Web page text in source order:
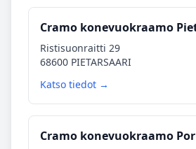
Cramo konevuokraamo
Ristisuonraitti 29
68600 PIETARSAARI
Katso tiedot →
Cramo konevuokraamo